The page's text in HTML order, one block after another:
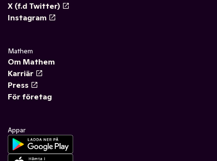
X (f.d Twitter)
Instagram
Mathem
Om Mathem
Karriär
Press
För företag
Appar